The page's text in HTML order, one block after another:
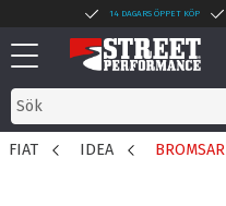
Meny
14 DAGARS ÖPPET KÖP
FIAT IDEA BROMSAR